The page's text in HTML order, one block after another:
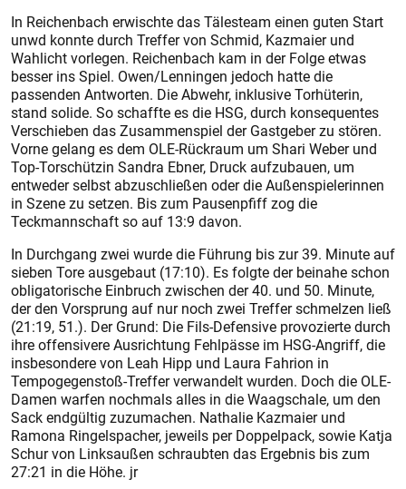
In Reichenbach erwischte das Tälesteam einen guten Start
unwd konnte durch Treffer von Schmid, Kazmaier und
Wahlicht vorlegen. Reichenbach kam in der Folge etwas
besser ins Spiel. Owen/Lenningen jedoch hatte die
passenden Antworten. Die Abwehr, inklusive Torhüterin,
stand solide. So schaffte es die HSG, durch konsequentes
Verschieben das Zusammenspiel der Gastgeber zu stören.
Vorne gelang es dem OLE-Rückraum um Shari Weber und
Top-Torschützin Sandra Ebner, Druck aufzubauen, um
entweder selbst abzuschließen oder die Außenspielerinnen
in Szene zu setzen. Bis zum Pausenpfiff zog die
Teckmannschaft so auf 13:9 davon.
In Durchgang zwei wurde die Führung bis zur 39. Minute auf
sieben Tore ausgebaut (17:10). Es folgte der beinahe schon
obligatorische Einbruch zwischen der 40. und 50. Minute,
der den Vorsprung auf nur noch zwei Treffer schmelzen ließ
(21:19, 51.). Der Grund: Die Fils-Defensive provozierte durch
ihre offensivere Ausrichtung Fehlpässe im HSG-Angriff, die
insbesondere von Leah Hipp und Laura Fahrion in
Tempogegenstoß-Treffer verwandelt wurden. Doch die OLE-
Damen warfen nochmals alles in die Waagschale, um den
Sack endgültig zuzumachen. Nathalie Kazmaier und
Ramona Ringelspacher, jeweils per Doppelpack, sowie Katja
Schur von Linksaußen schraubten das Ergebnis bis zum
27:21 in die Höhe. jr